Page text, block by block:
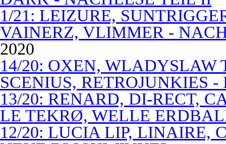
1/21: LEIZURE,
VAINERZ, VLIMMER -
2020
14/20: OXEN, WLADYSLAW
SCENIUS, RETROJUNKIES
13/20: RENARD, DI-RECT,
LE TEKRØ, WELLE
12/20: LUCIA LIP, LINAIRE,